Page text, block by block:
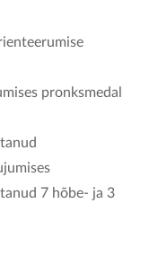
pronksmedal
7 hõbe- ja 3